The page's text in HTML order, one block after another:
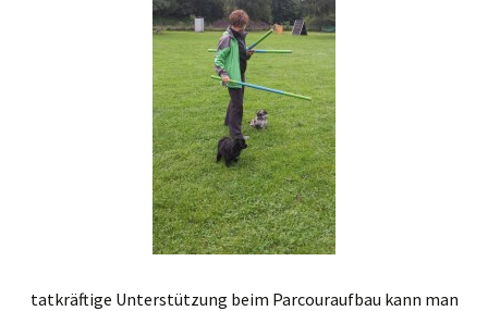
tatkräftige Unterstützung beim Parcouraufbau kann man